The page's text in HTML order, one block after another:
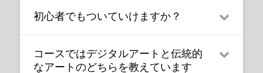
こちらもアート業界の大物たちによって届け
スには、練習シート、課題、レイヤー化され
たPSDまたはPNGファイルが含まれています。
一部のクラスでは、パブリックフォーラムで
講師とチャットできる機能もあります。例え
この回答は役に立ちました
か？
はい いいえ
されたビデオチュートリアルで、どのデジタ
ルデバイスでもいつでも何度でもオンライン
で視聴できます！つまり、あなたのペースと
都合に合わせて簡単に視聴（再視聴）できま
初心者でもついていけますか？
私たちのクラスはすべてのレベルに対応して
います。たとえ全くの初心者でも大丈夫で
す。初心者、中級者、上級者を問わず、すべ
コースではデジタルアートと伝統的
なアートのどちらを教えています